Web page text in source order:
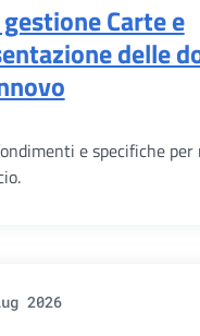
Carte e
delle
e specifiche
2026